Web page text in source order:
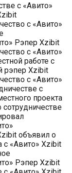
с «Авито»
с «Авито»
Рэпер Xzibit
с «Авито»
работе с
рэпер Xzibit
с «Авито»
с
проекта
объявил о
с «Авито» Xzibit
Рэпер Xzibit